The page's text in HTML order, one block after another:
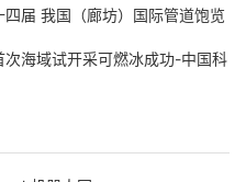
届 我国（廊坊）国际管道饱览
海域试开采可燃冰成功-中国科